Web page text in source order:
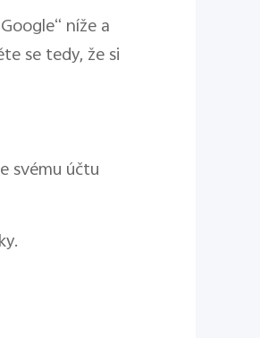
níže a
se tedy, že si
svému účtu